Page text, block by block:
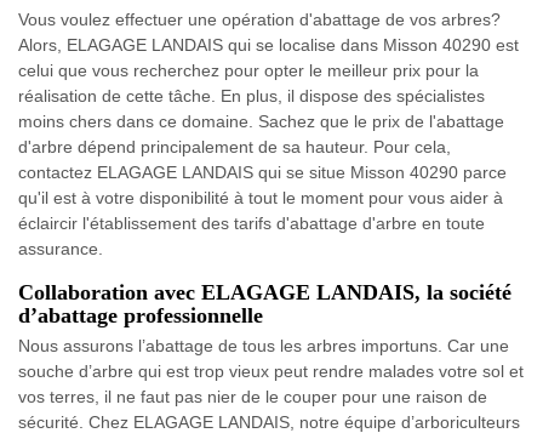
Vous voulez effectuer une opération d'abattage de vos arbres?
Alors, ELAGAGE LANDAIS qui se localise dans Misson 40290 est
celui que vous recherchez pour opter le meilleur prix pour la
réalisation de cette tâche. En plus, il dispose des spécialistes
moins chers dans ce domaine. Sachez que le prix de l'abattage
d'arbre dépend principalement de sa hauteur. Pour cela,
contactez ELAGAGE LANDAIS qui se situe Misson 40290 parce
qu'il est à votre disponibilité à tout le moment pour vous aider à
éclaircir l'établissement des tarifs d'abattage d'arbre en toute
assurance.
Collaboration avec ELAGAGE LANDAIS, la société
d’abattage professionnelle
Nous assurons l’abattage de tous les arbres importuns. Car une
souche d’arbre qui est trop vieux peut rendre malades votre sol et
vos terres, il ne faut pas nier de le couper pour une raison de
sécurité. Chez ELAGAGE LANDAIS, notre équipe d’arboriculteurs